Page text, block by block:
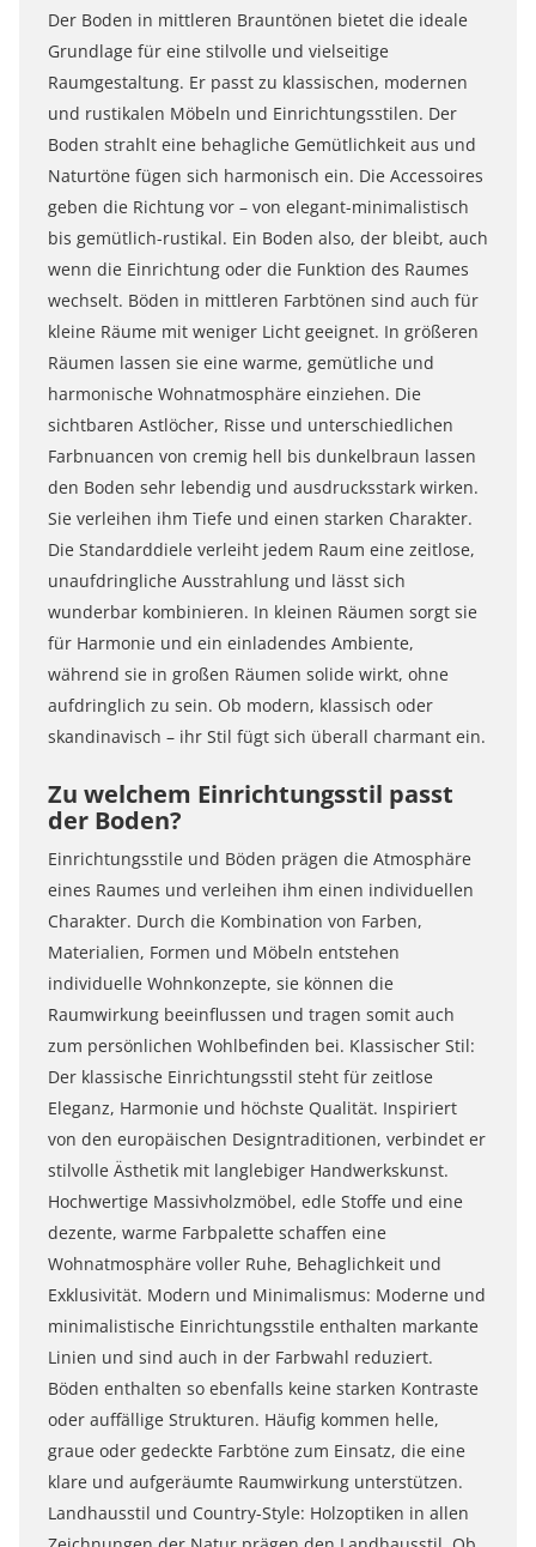
Der Boden in mittleren Brauntönen bietet die ideale
Grundlage für eine stilvolle und vielseitige
Raumgestaltung. Er passt zu klassischen, modernen
und rustikalen Möbeln und Einrichtungsstilen. Der
Boden strahlt eine behagliche Gemütlichkeit aus und
Naturtöne fügen sich harmonisch ein. Die Accessoires
geben die Richtung vor – von elegant-minimalistisch
bis gemütlich-rustikal. Ein Boden also, der bleibt, auch
wenn die Einrichtung oder die Funktion des Raumes
wechselt. Böden in mittleren Farbtönen sind auch für
kleine Räume mit weniger Licht geeignet. In größeren
Räumen lassen sie eine warme, gemütliche und
harmonische Wohnatmosphäre einziehen. Die
sichtbaren Astlöcher, Risse und unterschiedlichen
Farbnuancen von cremig hell bis dunkelbraun lassen
den Boden sehr lebendig und ausdrucksstark wirken.
Sie verleihen ihm Tiefe und einen starken Charakter.
Die Standarddiele verleiht jedem Raum eine zeitlose,
unaufdringliche Ausstrahlung und lässt sich
wunderbar kombinieren. In kleinen Räumen sorgt sie
für Harmonie und ein einladendes Ambiente,
während sie in großen Räumen solide wirkt, ohne
aufdringlich zu sein. Ob modern, klassisch oder
skandinavisch – ihr Stil fügt sich überall charmant ein.
Zu welchem Einrichtungsstil passt
der Boden?
Einrichtungsstile und Böden prägen die Atmosphäre
eines Raumes und verleihen ihm einen individuellen
Charakter. Durch die Kombination von Farben,
Materialien, Formen und Möbeln entstehen
individuelle Wohnkonzepte, sie können die
Raumwirkung beeinflussen und tragen somit auch
zum persönlichen Wohlbefinden bei. Klassischer Stil:
Der klassische Einrichtungsstil steht für zeitlose
Eleganz, Harmonie und höchste Qualität. Inspiriert
von den europäischen Designtraditionen, verbindet er
stilvolle Ästhetik mit langlebiger Handwerkskunst.
Hochwertige Massivholzmöbel, edle Stoffe und eine
dezente, warme Farbpalette schaffen eine
Wohnatmosphäre voller Ruhe, Behaglichkeit und
Exklusivität. Modern und Minimalismus: Moderne und
minimalistische Einrichtungsstile enthalten markante
Linien und sind auch in der Farbwahl reduziert.
Böden enthalten so ebenfalls keine starken Kontraste
oder auffällige Strukturen. Häufig kommen helle,
graue oder gedeckte Farbtöne zum Einsatz, die eine
klare und aufgeräumte Raumwirkung unterstützen.
Landhausstil und Country-Style: Holzoptiken in allen